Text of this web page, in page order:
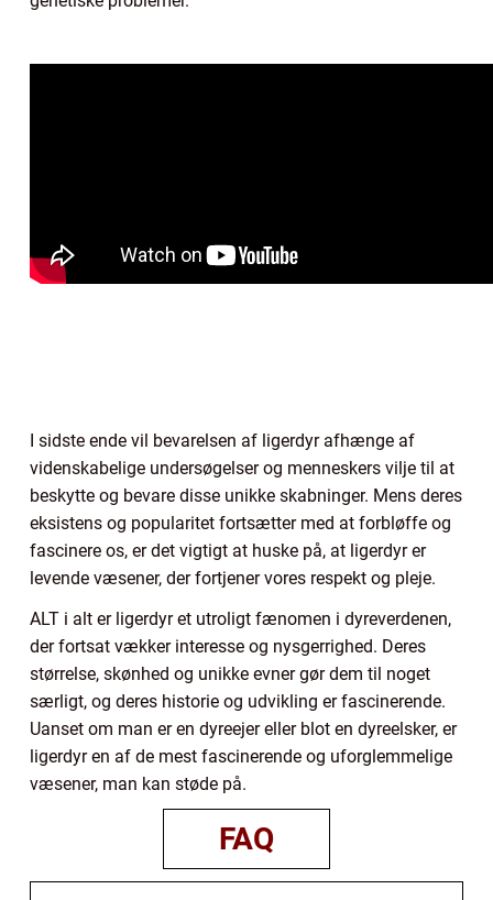
I sidste ende vil bevarelsen af ligerdyr afhænge af
videnskabelige undersøgelser og menneskers vilje til at
beskytte og bevare disse unikke skabninger. Mens deres
eksistens og popularitet fortsætter med at forbløffe og
fascinere os, er det vigtigt at huske på, at ligerdyr er
levende væsener, der fortjener vores respekt og pleje.
ALT i alt er ligerdyr et utroligt fænomen i dyreverdenen,
der fortsat vækker interesse og nysgerrighed. Deres
størrelse, skønhed og unikke evner gør dem til noget
særligt, og deres historie og udvikling er fascinerende.
Uanset om man er en dyreejer eller blot en dyreelsker, er
ligerdyr en af de mest fascinerende og uforglemmelige
væsener, man kan støde på.
FAQ